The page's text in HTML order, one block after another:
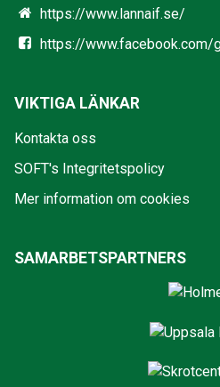
https://www.lannaif.se/
https://www.facebook.com/
VIKTIGA LÄNKAR
Kontakta oss
SOFT's Integritetspolicy
Mer information om cookies
SAMARBETSPARTNERS